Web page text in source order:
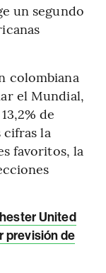
un segundo
colombiana
el Mundial,
de
cifras la
favoritos, la
United
previsión de